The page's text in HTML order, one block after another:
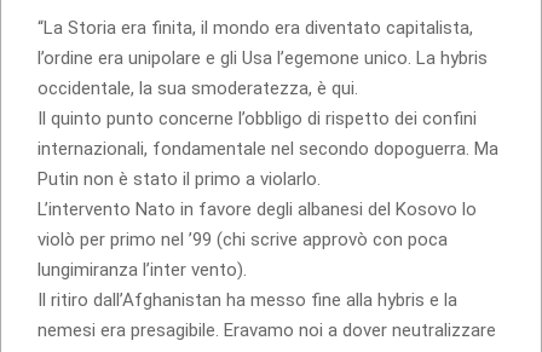
“La Storia era finita, il mondo era diventato capitalista,
l’ordine era unipolare e gli Usa l’egemone unico. La hybris
occidentale, la sua smoderatezza, è qui.
Il quinto punto concerne l’obbligo di rispetto dei confini
internazionali, fondamentale nel secondo dopoguerra. Ma
Putin non è stato il primo a violarlo.
L’intervento Nato in favore degli albanesi del Kosovo lo
violò per primo nel ’99 (chi scrive approvò con poca
lungimiranza l’inter vento).
Il ritiro dall’Afghanistan ha messo fine alla hybris e la
nemesi era presagibile. Eravamo noi a dover neutralizzare